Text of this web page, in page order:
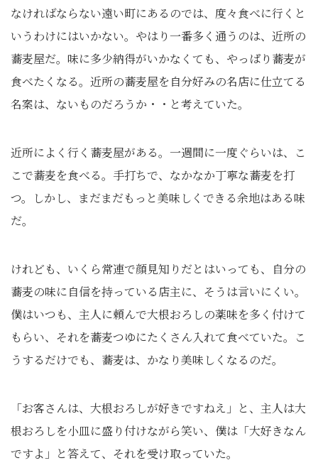
なければならない遠い町にあるのでは、度々食べに行くと
いうわけにはいかない。やはり一番多く通うのは、近所の
蕎麦屋だ。味に多少納得がいかなくても、やっぱり蕎麦が
食べたくなる。近所の蕎麦屋を自分好みの名店に仕立てる
名案は、ないものだろうか・・と考えていた。
近所によく行く蕎麦屋がある。一週間に一度ぐらいは、こ
こで蕎麦を食べる。手打ちで、なかなか丁寧な蕎麦を打
つ。しかし、まだまだもっと美味しくできる余地はある味
だ。
けれども、いくら常連で顔見知りだとはいっても、自分の
蕎麦の味に自信を持っている店主に、そうは言いにくい。
僕はいつも、主人に頼んで大根おろしの薬味を多く付けて
もらい、それを蕎麦つゆにたくさん入れて食べていた。こ
うするだけでも、蕎麦は、かなり美味しくなるのだ。
「お客さんは、大根おろしが好きですねえ」と、主人は大
根おろしを小皿に盛り付けながら笑い、僕は「大好きなん
ですよ」と答えて、それを受け取っていた。